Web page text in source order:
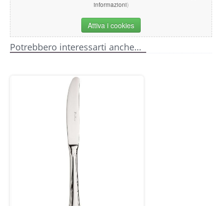
informazioni)
Attiva i cookies
Potrebbero interessarti anche…